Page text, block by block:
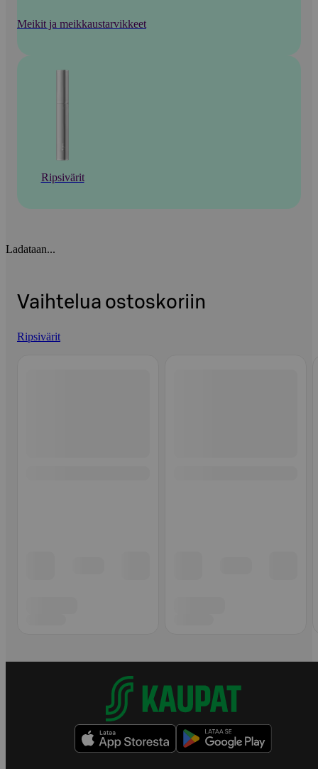
Meikit ja meikkaustarvikkeet
Ripsivärit
Ladataan...
Vaihtelua ostoskoriin
Ripsivärit